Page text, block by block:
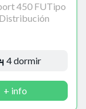
450 FUTipo
4 dormir
+ info